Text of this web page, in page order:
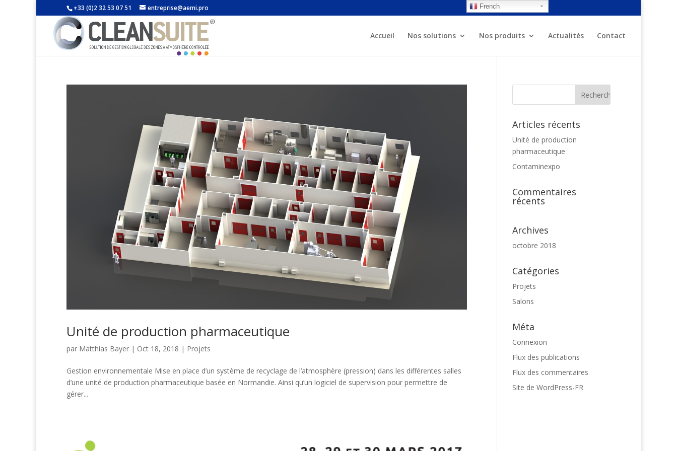
+33 (0)2 32 53 07 51 entreprise@aemi.pro
Accueil Nos solutions Nos produits Actualités Contact
Unité de production pharmaceutique
par Matthias Bayer | Oct 18, 2018 | Projets
Gestion environnementale Mise en place d’un système de recyclage de l’atmosphère (pression) dans les différentes salles
d’une unité de production pharmaceutique basée en Normandie. Ainsi qu’un logiciel de supervision pour permettre de
gérer...
Articles récents
Unité de production
pharmaceutique
Contaminexpo
Commentaires
récents
Archives
octobre 2018
Catégories
Projets
Salons
Méta
Connexion
Flux des publications
Flux des commentaires
Site de WordPress-FR
French